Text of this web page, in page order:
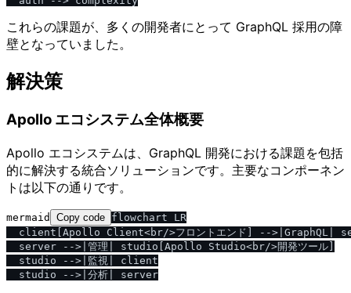
これらの課題が、多くの開発者にとって GraphQL 採用の障
壁となっていました。
解決策
Apollo エコシステム全体概要
Apollo エコシステムは、GraphQL 開発における課題を包括
的に解決する統合ソリューションです。主要なコンポーネン
トは以下の通りです。
mermaid Copy code flowchart LR
client[Apollo Client<br/>フロントエンド] -->|GraphQL|
  server -->|管理| studio[Apollo Studio<br/>開発ツール]
  studio -->|監視| client